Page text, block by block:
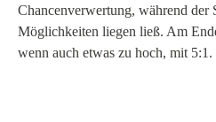
Chancenverwertung, während der
Möglichkeiten liegen ließ. Am
wenn auch etwas zu hoch, mit 5:1.